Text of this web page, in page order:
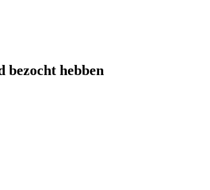
bezocht hebben